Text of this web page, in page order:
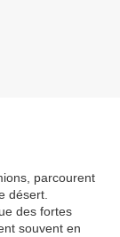
parcourent
désert.
des fortes
souvent en